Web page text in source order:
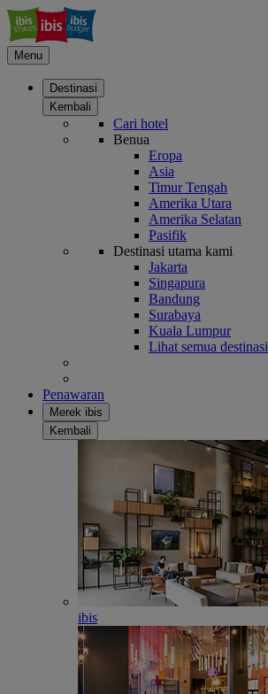
Menu
Destinasi
Kembali
Cari hotel
Benua
Eropa
Asia
Timur Tengah
Amerika Utara
Amerika Selatan
Pasifik
Destinasi utama kami
Jakarta
Singapura
Bandung
Surabaya
Kuala Lumpur
Lihat semua destinasi
Penawaran
Merek ibis
Kembali
ibis